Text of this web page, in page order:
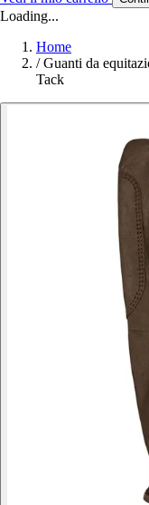
Loading...
Home
/ Guanti da
Tack